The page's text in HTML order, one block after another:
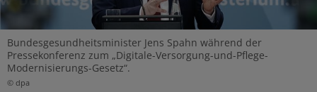
Bundesgesundheitsminister Jens Spahn während der
Pressekonferenz zum „Digitale-Versorgung-und-Pflege-
Modernisierungs-Gesetz“.
© dpa